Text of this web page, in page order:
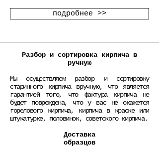
подробнее >>
Разбор и сортировка кирпича в
ручную
Мы осуществляем разбор и сортировку
старинного кирпича вручную, что является
гарантией того, что фактура кирпича не
будет повреждена, что у вас не окажется
горелового кирпича, кирпича в краске или
штукатурке, половинок, советского кирпича.
Доставка
образцов